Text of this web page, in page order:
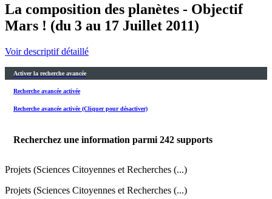
La composition des planètes - Objectif
Mars ! (du 3 au 17 Juillet 2011)
Voir descriptif détaillé
Activer la recherche avancée
Recherche avancée activée
Recherche avancée activée (Cliquer pour désactiver)
Recherchez une information parmi 242 supports
Projets (Sciences Citoyennes et Recherches (...)
Projets (Sciences Citoyennes et Recherches (...)